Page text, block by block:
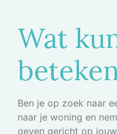
Wat
Ben je op zoek naar
naar je woning en
geven gericht op